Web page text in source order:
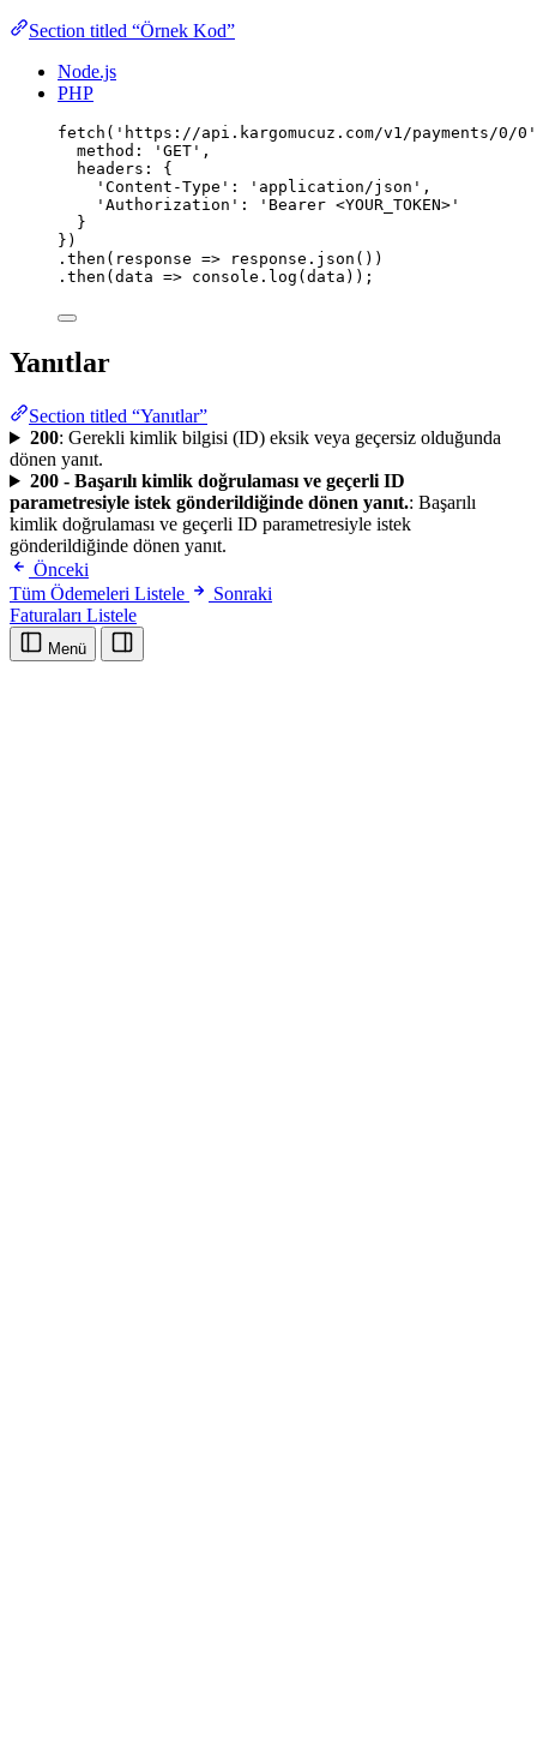
Section titled “Örnek Kod”
Node.js
PHP
fetch ( ' https://api.kargomucuz.com/v1/payments/0/0 '
method : ' GET ' ,
headers :
{
' Content-Type ' : ' application/json ' ,
' Authorization ' : ' Bearer <YOUR_TOKEN> '
}
})
. then ( response => response. json ())
. then ( data => console. log (data));
Yanıtlar
Section titled “Yanıtlar”
200: Gerekli kimlik bilgisi (ID) eksik veya geçersiz olduğunda
dönen yanıt.
200 - Başarılı kimlik doğrulaması ve geçerli ID
parametresiyle istek gönderildiğinde dönen yanıt.: Başarılı
kimlik doğrulaması ve geçerli ID parametresiyle istek
gönderildiğinde dönen yanıt.
Önceki
Tüm Ödemeleri Listele
Sonraki
Faturaları Listele
Menü